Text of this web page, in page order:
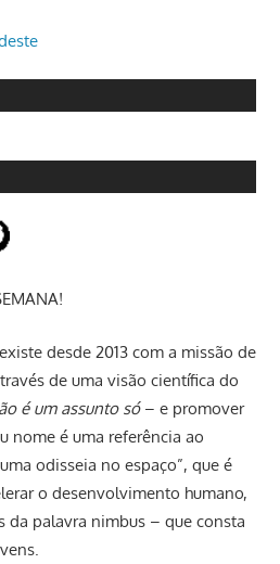
desde 2013 com a missão de
de uma visão científica do
é um assunto só– e promover
nome é uma referência ao
odisseia no espaço”, que é
o desenvolvimento humano,
da palavra nimbus – que consta